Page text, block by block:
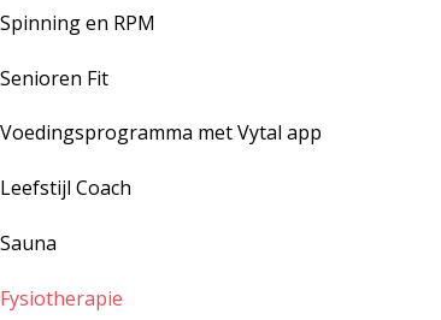
Spinning en RPM
Senioren Fit
Voedingsprogramma met Vytal app
Leefstijl Coach
Sauna
Fysiotherapie